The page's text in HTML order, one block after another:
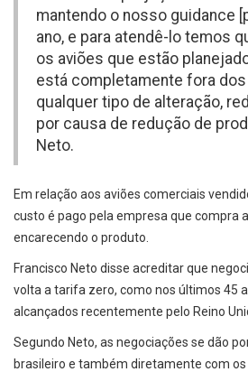
mantendo o nosso guidance
ano, e para atendê-lo temos
os aviões que estão
está completamente fora
qualquer tipo de alteração,
por causa de redução de
Neto.
Em relação aos aviões comerciais
custo é pago pela empresa que compra
encarecendo o produto.
Francisco Neto disse acreditar que
volta a tarifa zero, como nos últimos 45
alcançados recentemente pelo Reino
Segundo Neto, as negociações se dão
brasileiro e também diretamente com os